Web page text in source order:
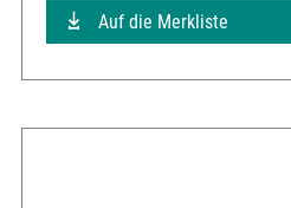
Auf die Merkliste